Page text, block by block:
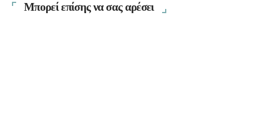
Μπορεί επίσης να σας αρέσει